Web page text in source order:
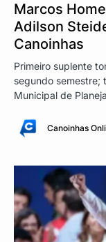
Marcos
Adilson
Canoinhas
Primeiro suplente
segundo semestre;
Municipal de
Canoinhas